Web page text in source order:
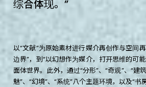
综合体现。 ”
以“文献”为原始素材进行媒介再创作与空间
边界”，到“以幻想作为媒介，打开思维的可
面体世界。此外，通过“分形”、“奇观”、“建
魅”、“幻境”、“系统”八个主题环境，以及“书